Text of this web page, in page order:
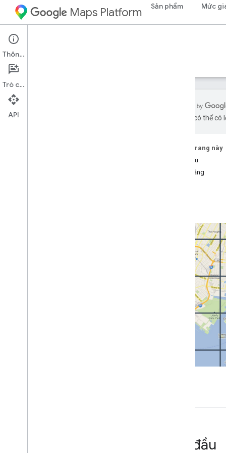
Maps Platform Sản phẩm Mức
Map Tiles API
Hướng dẫn
bằng AI có thể có
Trên trang này
Bắt đầu
Tính năng
Bắt đầu
Thông tin
Trò chuyện
API